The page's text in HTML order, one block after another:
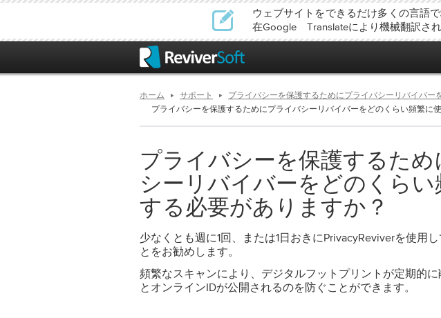
ウェブサイトをできるだけ多くの言語
在Google Translateにより機械翻訳され
ホーム サポート
プライバシーを保護するためにプライバシーリバイバー
プライバシーを保護するためにプライバシーリバイバーをどのくらい頻繁に
プライバシーを保護するた
シーリバイバーをどのくらい
する必要がありますか？
少なくとも週に1回、または1日おきにPrivacyReviverを使用
とをお勧めします。
頻繁なスキャンにより、デジタルフットプリントが定期的
とオンラインIDが公開されるのを防ぐことができます。